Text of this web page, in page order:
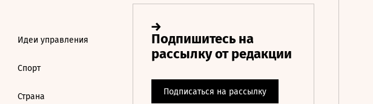
Идеи управления
Спорт
Страна